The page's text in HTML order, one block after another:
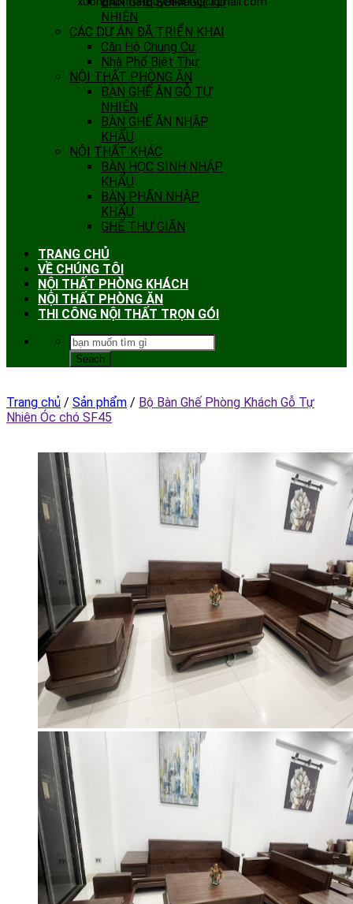
NHIÊN
CÁC DỰ ÁN ĐÃ TRIỂN KHAI
Căn Hộ Chung Cư
Nhà Phố Biệt Thự
NỘI THẤT PHÒNG ĂN
BÀN GHẾ ĂN GỖ TỰ
NHIÊN
BÀN GHẾ ĂN NHẬP
KHẨU
NỘI THẤT KHÁC
BÀN HỌC SINH NHẬP
KHẨU
BÀN PHẤN NHẬP
KHẨU
GHẾ THƯ GIÃN
TRANG CHỦ
VỀ CHÚNG TÔI
NỘI THẤT PHÒNG KHÁCH
NỘI THẤT PHÒNG ĂN
THI CÔNG NỘI THẤT TRỌN GÓI
Trang chủ / Sản phẩm / Bộ Bàn Ghế Phòng Khách Gỗ Tự
Nhiên Óc chó SF45